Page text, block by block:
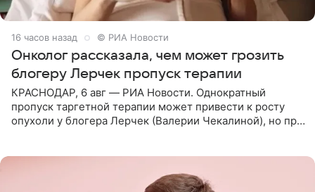
16 часов назад © РИА Новости
Онколог рассказала, чем может грозить
блогеру Лерчек пропуск терапии
КРАСНОДАР, 6 авг — РИА Новости. Однократный
пропуск таргетной терапии может привести к росту
опухоли у блогера Лерчек (Валерии Чекалиной), но при